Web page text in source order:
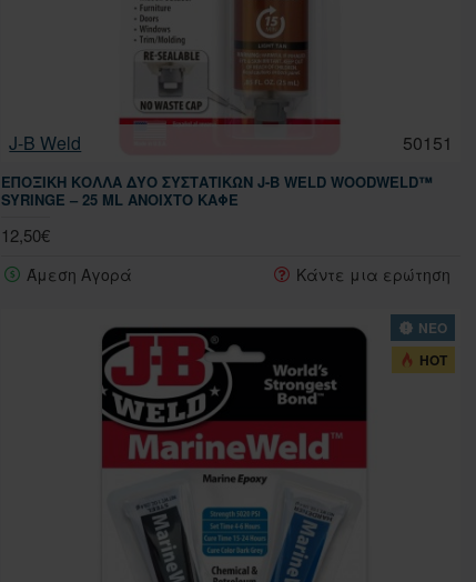
J-B Weld 50151
ΕΠΟΞΙΚΉ ΚΌΛΛΑ ΔΎΟ ΣΥΣΤΑΤΙΚΏΝ J-B WELD WOODWELD™
SYRINGE – 25 ML ΑΝΟΙΧΤΌ ΚΑΦΈ
12,50€
Άμεση Αγορά Κάντε μια ερώτηση
ΝΕΟ
HOT